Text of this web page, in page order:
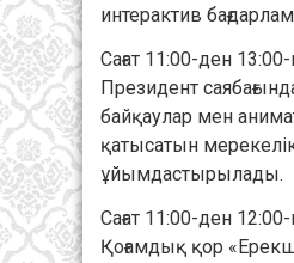
интерактив
Сағат 11:00-ден
Президент
байқаулар мен
қатысатын
ұйымдастырылады.
Сағат 11:00-ден
Қоғамдық қор